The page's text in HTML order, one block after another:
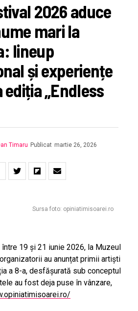
2026 aduce
mari la
lineup
și experiențe
„Endless
Timaru Publicat martie 26, 2026
Sursa foto: opiniatimisoarei.ro
19 și 21 iunie 2026, la Muzeul
au anunțat primii artiști
a 8-a, desfășurată sub conceptul
au fost deja puse în vânzare,